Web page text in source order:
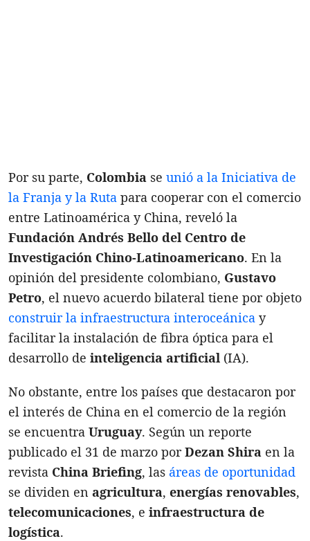
Por su parte, Colombia se unió a la Iniciativa de
la Franja y la Ruta para cooperar con el comercio
entre Latinoamérica y China, reveló la
Fundación Andrés Bello del Centro de
Investigación Chino-Latinoamericano. En la
opinión del presidente colombiano, Gustavo
Petro, el nuevo acuerdo bilateral tiene por objeto
construir la infraestructura interoceánica y
facilitar la instalación de fibra óptica para el
desarrollo de inteligencia artificial (IA).
No obstante, entre los países que destacaron por
el interés de China en el comercio de la región
se encuentra Uruguay. Según un reporte
publicado el 31 de marzo porDezan Shira en la
revista China Briefing, las áreas de oportunidad
se dividen en agricultura, energías renovables,
telecomunicaciones, e infraestructura de
logística.